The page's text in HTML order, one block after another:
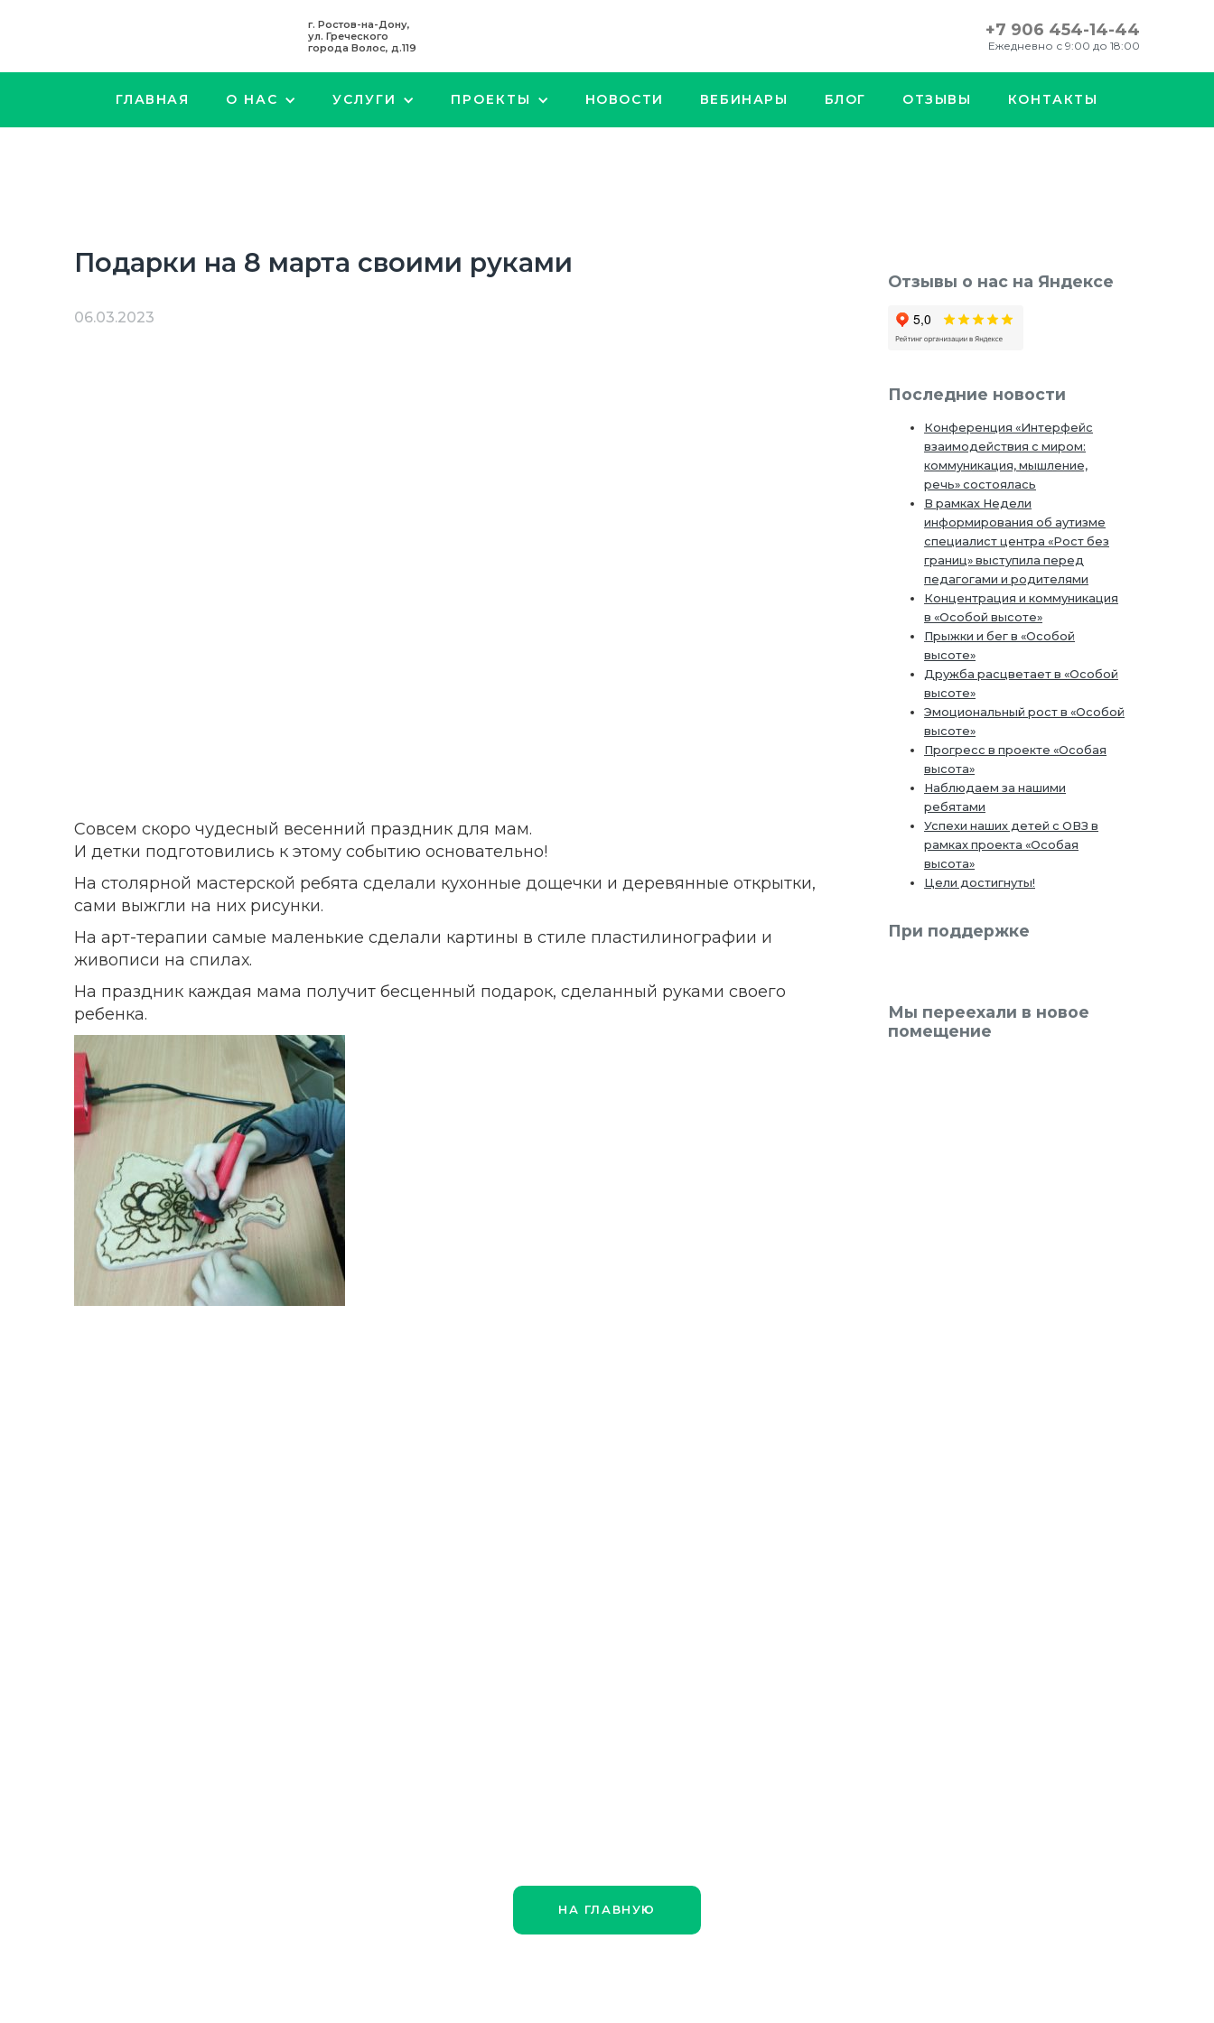
г. Ростов-на-Дону,
ул. Греческого
города Волос, д.119
+7 906 454-14-44
Ежедневно с 9:00 до 18:00
ГЛАВНАЯ О НАС УСЛУГИ ПРОЕКТЫ НОВОСТИ ВЕБИНАРЫ БЛОГ ОТЗЫВЫ КОНТАКТЫ
Подарки на 8 марта своими руками
06.03.2023
Совсем скоро чудесный весенний праздник для мам.
И детки подготовились к этому событию основательно!
На столярной мастерской ребята сделали кухонные дощечки и деревянные открытки,
сами выжгли на них рисунки.
На арт-терапии самые маленькие сделали картины в стиле пластилинографии и
живописи на спилах.
На праздник каждая мама получит бесценный подарок, сделанный руками своего
ребенка.
Отзывы о нас на Яндексе
Последние новости
Конференция «Интерфейс
взаимодействия с миром:
коммуникация, мышление,
речь» состоялась
В рамках Недели
информирования об аутизме
специалист центра «Рост без
границ» выступила перед
педагогами и родителями
Концентрация и коммуникация
в «Особой высоте»
Прыжки и бег в «Особой
высоте»
Дружба расцветает в «Особой
высоте»
Эмоциональный рост в «Особой
высоте»
Прогресс в проекте «Особая
высота»
Наблюдаем за нашими
ребятами
Успехи наших детей с ОВЗ в
рамках проекта «Особая
высота»
Цели достигнуты!
При поддержке
Мы переехали в новое
помещение
НА ГЛАВНУЮ